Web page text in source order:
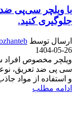
با ویلچر سی‌پی ضد
جلوگیری کنید.
ارسال توسط
1404-05-26
ویلچر مخصوص افراد
سی پی ضد تعریق،
و استفاده از مواد
ادامه مطلب